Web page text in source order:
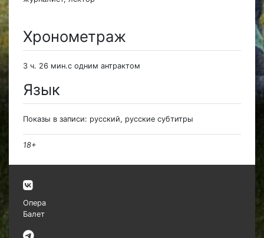
Хронометраж
3 ч. 26 мин.с одним антрактом
Язык
Показы в записи: русский, русские субтитры
18+
Опера
Балет